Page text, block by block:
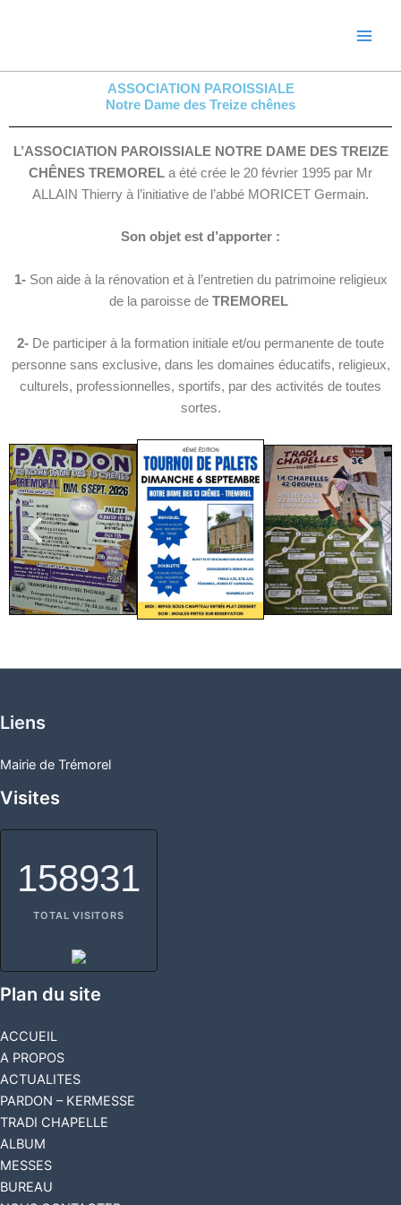
ASSOCIATION PAROISSIALE
Notre Dame des Treize chênes
L’ASSOCIATION PAROISSIALE NOTRE DAME DES TREIZE
CHÊNES TREMOREL a été crée le 20 février 1995 par Mr
ALLAIN Thierry à l’initiative de l’abbé MORICET Germain.
Son objet est d’apporter :
1-Son aide à la rénovation et à l’entretien du patrimoine religieux
de la paroisse de TREMOREL
2- De participer à la formation initiale et/ou permanente de toute
personne sans exclusive, dans les domaines éducatifs, religieux,
culturels, professionnelles, sportifs, par des activités de toutes
sortes.
Liens
Mairie de Trémorel
Visites
158931
TOTAL VISITORS
Plan du site
ACCUEIL
A PROPOS
ACTUALITES
PARDON – KERMESSE
TRADI CHAPELLE
ALBUM
MESSES
BUREAU